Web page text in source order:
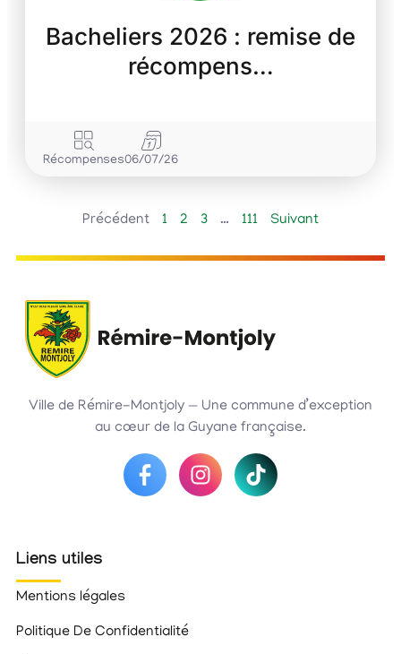
Bacheliers 2026 : remise de
récompens…
Récompenses06/07/26
Précédent 1 2 3 … 111 Suivant
Ville de Rémire-Montjoly — Une commune d’exception
au cœur de la Guyane française.
Liens utiles
Mentions légales
Politique De Confidentialité